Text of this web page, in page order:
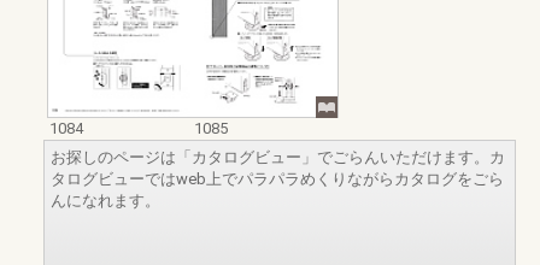
1084
1085
お探しのページは「カタログビュー」でごらんいただけます。カ
タログビューではweb上でパラパラめくりながらカタログをごら
んになれます。